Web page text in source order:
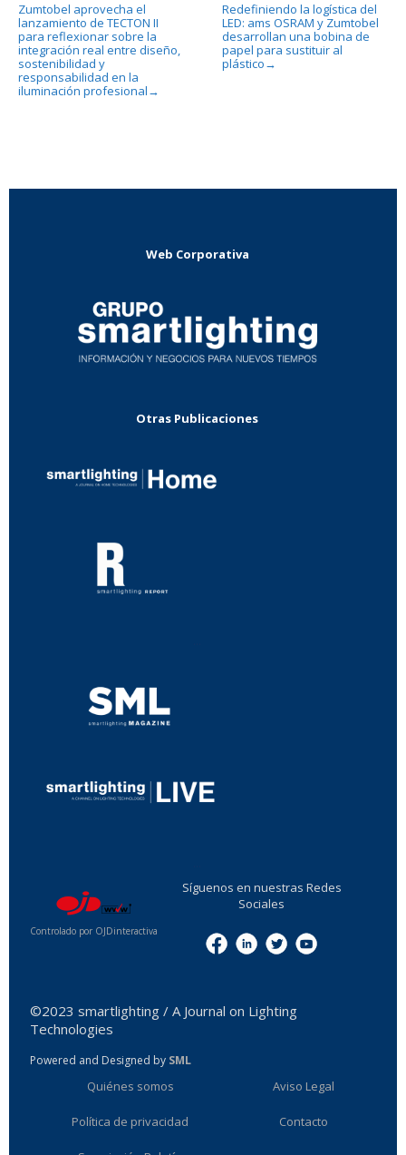
Zumtobel aprovecha el
lanzamiento de TECTON II
para reflexionar sobre la
integración real entre diseño,
sostenibilidad y
responsabilidad en la
iluminación profesional →
Redefiniendo la logística del
LED: ams OSRAM y Zumtobel
desarrollan una bobina de
papel para sustituir al
plástico →
Web Corporativa
Otras Publicaciones
Controlado por OJDinteractiva
Síguenos en nuestras Redes
Sociales
©2023 smartlighting / A Journal on Lighting
Technologies
Powered and Designed by SML
Quiénes somos Aviso Legal
Política de privacidad Contacto